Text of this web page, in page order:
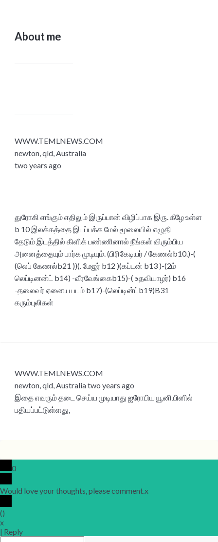
About me
WWW.TEMLNEWS.COM
newton, qld, Australia
two years ago
துரோகி எங்கும் எதிலும் இருப்பான் விழிப்பாக இரு. கீழே உள்ள
b 10 இலக்கத்தை இடப்பக்க மேல் மூலையில் எழுதி
தேடும் இடத்தில் கிளிக் பண்ணினால் நீங்கள் விரும்பிய
அனைத்தையும் பார்க முடியும். (பிரிகேடியர் / கேணல்b10.)-(
(லெப் கேணல்b21 ))(. மேஜர் b12 )(கப்டன் b13 )-(2ம்
லெப்டினன்ட் b14) -வீரவேங்கைb15)-( உதவியாழர்) b16
-தலைவர் ஏனைய படம் b17)-(லெப்டின்ட்b19)B31
கரும்புலிகள்
WWW.TEMLNEWS.COM
newton, qld, Australia two years ago
இதை எவரும் தடை செய்ய முடியாது ஐரோபிய யூனியினில்
பதியப்பட்டுள்ளது,
0
Would love your thoughts, please comment.x
()
x
| Reply